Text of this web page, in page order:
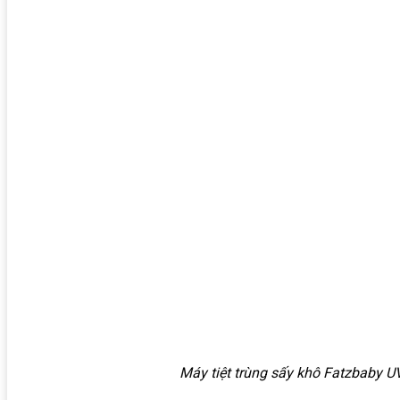
Máy tiệt trùng sấy khô Fatzbaby